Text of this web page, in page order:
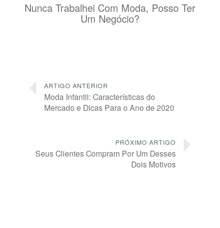
Nunca Trabalhei Com Moda, Posso Ter
Um Negócio?
ARTIGO ANTERIOR
Moda Infantil: Características do
Mercado e Dicas Para o Ano de 2020
PRÓXIMO ARTIGO
Seus Clientes Compram Por Um Desses
Dois Motivos